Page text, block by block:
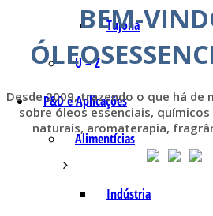
Tujona
U – Z
P&D e Aplicações
Alimentícias
Indústria
BEM-
Desde 2009, trazendo o que há de
sobre óleos essenciais,
naturais, aromaterapia,